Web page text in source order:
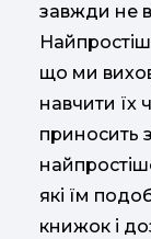
завжди не
що ми
навчити їх
приносить
які їм
книжок і